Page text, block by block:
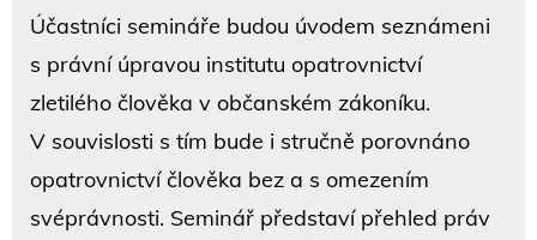
Účastníci semináře budou úvodem seznámeni
s právní úpravou institutu opatrovnictví
zletilého člověka v občanském zákoníku.
V souvislosti s tím bude i stručně porovnáno
opatrovnictví člověka bez a s omezením
svéprávnosti. Seminář představí přehled práv